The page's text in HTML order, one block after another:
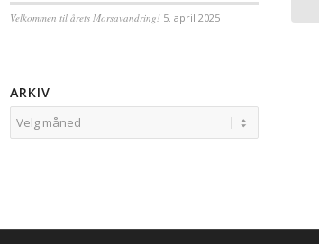
Velkommen til årets Morsavandring! 5. april 2025
ARKIV